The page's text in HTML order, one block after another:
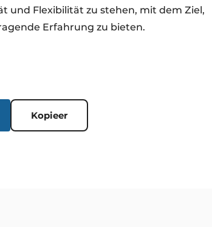
und Flexibilität zu stehen, mit dem Ziel,
Erfahrung zu bieten.
Kopieer